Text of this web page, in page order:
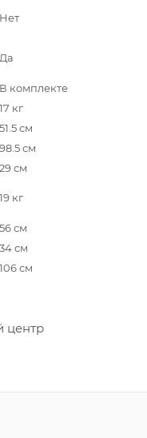
Нет
Да
В комплекте
17 кг
51.5 см
98.5 см
29 см
19 кг
56 см
34 см
106 см
центр